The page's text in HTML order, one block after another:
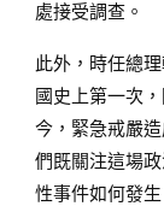
處接受調查。
此外，時任總
國史上第一次
今，緊急戒嚴
們既關注這場
性事件如何發生